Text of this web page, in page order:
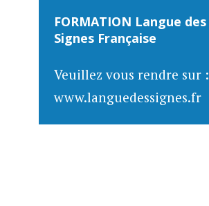
FORMATION Langue des
Signes Française
Veuillez vous rendre sur :
www.languedessignes.fr